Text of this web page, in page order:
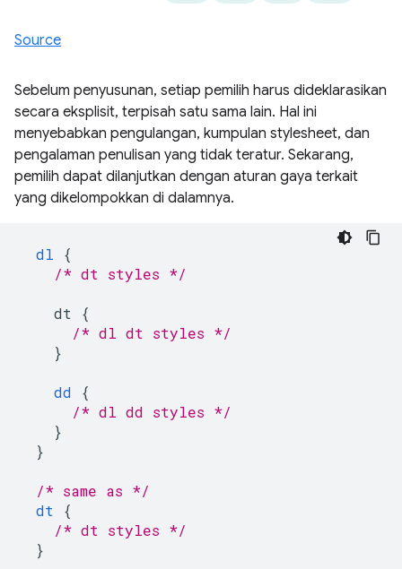
Source
Sebelum penyusunan, setiap pemilih harus dideklarasikan
secara eksplisit, terpisah satu sama lain. Hal ini
menyebabkan pengulangan, kumpulan stylesheet, dan
pengalaman penulisan yang tidak teratur. Sekarang,
pemilih dapat dilanjutkan dengan aturan gaya terkait
yang dikelompokkan di dalamnya.
dl
{
/* dt styles */
dt
{
/* dl dt styles */
}
dd
{
/* dl dd styles */
}
}
/* same as */
dt
{
/* dt styles */
}